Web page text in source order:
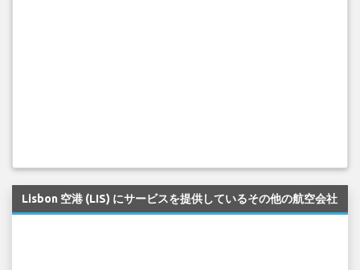
Lisbon 空港 (LIS) にサービスを提供しているその他の航空会社